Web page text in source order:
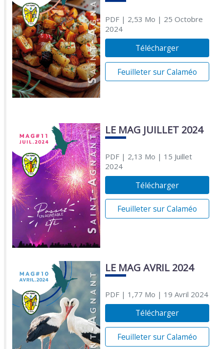
PDF| 2,53 Mo | 25 Octobre
2024
Télécharger
Feuilleter sur Calaméo
LE MAG JUILLET 2024
PDF| 2,13 Mo | 15 Juillet
2024
Télécharger
Feuilleter sur Calaméo
LE MAG AVRIL 2024
PDF| 1,77 Mo | 19 Avril 2024
Télécharger
Feuilleter sur Calaméo